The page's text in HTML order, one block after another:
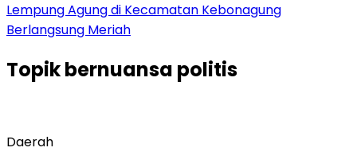
Lempung Agung di Kecamatan Kebonagung
Berlangsung Meriah
Topikbernuansa politis
Daerah